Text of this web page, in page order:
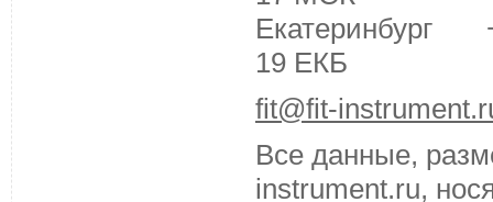
Екатеринбург
19 ЕКБ
fit@fit-
Все данные,
instrument.ru,